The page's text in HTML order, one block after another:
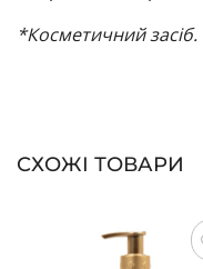
*Косметичний засіб.
СХОЖІ ТОВАРИ